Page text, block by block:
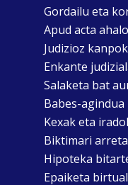
Gordailu eta
Apud acta
Judizioz
Enkante
Salaketa bat
Babes-agindua
Kexak eta
Biktimari arreta
Hipoteka
Epaiketa